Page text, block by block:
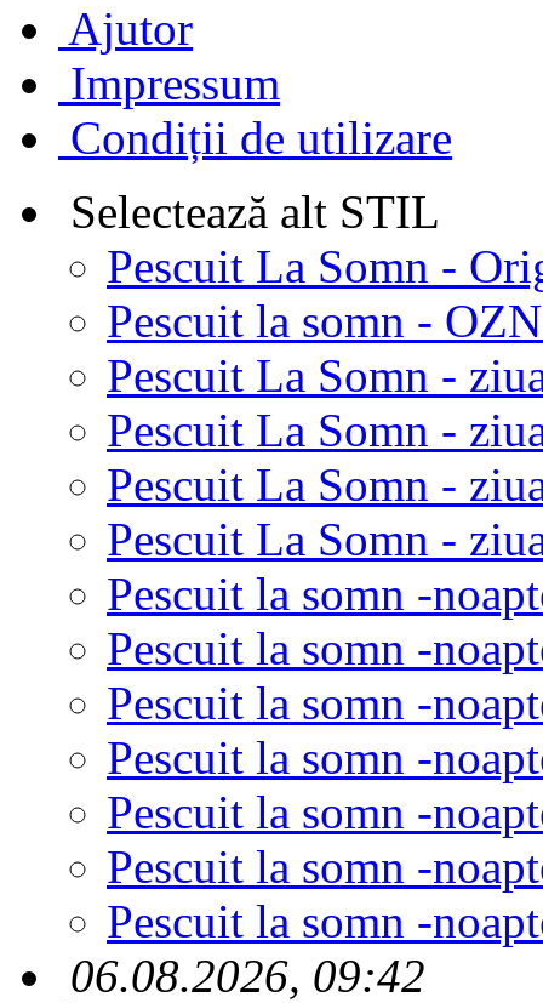
Ajutor
Impressum
Condiții de utilizare
Selectează alt STIL
Pescuit La Somn -
Pescuit la somn -
Pescuit La Somn -
Pescuit La Somn -
Pescuit La Somn -
Pescuit La Somn -
Pescuit la somn -
Pescuit la somn -
Pescuit la somn -
Pescuit la somn -
Pescuit la somn -
Pescuit la somn -
Pescuit la somn -
06.08.2026, 09:42